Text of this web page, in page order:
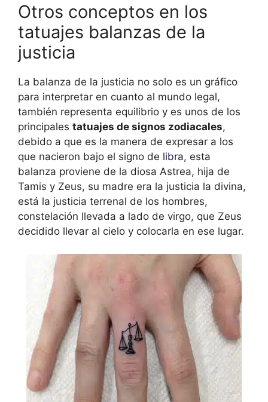
Otros conceptos en los
tatuajes balanzas de la
justicia
La balanza de la justicia no solo es un gráfico
para interpretar en cuanto al mundo legal,
también representa equilibrio y es unos de los
principales tatuajes de signos zodiacales,
debido a que es la manera de expresar a los
que nacieron bajo el signo de libra, esta
balanza proviene de la diosa Astrea, hija de
Tamis y Zeus, su madre era la justicia la divina,
está la justicia terrenal de los hombres,
constelación llevada a lado de virgo, que Zeus
decidido llevar al cielo y colocarla en ese lugar.